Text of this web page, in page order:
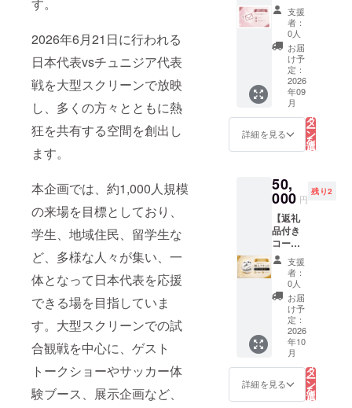
2026年6月21日に行われる
日本代表vsチュニジア代表
戦を大型スクリーンで放映
し、多くの方々とともに熱
狂を共有する空間を創出し
ます。
本企画では、約1,000人規模
の来場を目標としており、
学生、地域住民、留学生な
ど、多様な人々が集い、一
体となって日本代表を応援
できる場を目指していま
す。大型スクリーンでの試
合観戦を中心に、ゲスト
トークショーやサッカー体
験ブース、展示企画など、
グ 1個
・筑波
大学蹴
球部公
式グッ
ズ ロゴ
入りサ
コッ
シュ 1
個 ・お
礼メー
ル ・PV
終了報
ル（PV
終了報
告書付
き） ■
マグ
カップ
詳細 サ
イズ：
直径
80mm
× 高さ
95mm
素材：
陶器 ■
ランチ
バッグ
詳細 サ
口彰悟
選手」
のサイ
ン色紙
・お礼
メール
・PV終
了報告
メール
（PV終
了報告
様から
のご支
援は大
切に使
わせて
いただ
きま
す。 ・
弊団体
の公式
インス
業紹
介・企
業ロゴ
の掲載
（1か月
間） ・
お礼
メール
・PV終
了報告
メール
（PV終
了報告
書付
き）
【公式
インス
ス】 応
援して
いただ
けるお
気持ち
がとて
も嬉し
いで
す！ 返
礼品な
しの支
援のみ
のコー
なって
おりま
す。 皆
様から
のご支
援は、
プロ
ジェク
トのた
めに大
切に使
わせて
いただ
きま
す。 ・
お礼
メール
支援
者：
0人
お届
け予
定：
2026
年09
月
詳細を見る
リ
タ
ー
ン
を
選
択
50,
000 円
残り2
【返礼
品付き
コー
ス：個
人プラ
ンC】
筑波大
学蹴球
部出身
の「谷
口彰悟
選手」
のお礼
メッ
セージ
支援
者：
0人
お届
け予
定：
2026
年10
月
詳細を見る
リ
タ
ー
ン
を
選
択